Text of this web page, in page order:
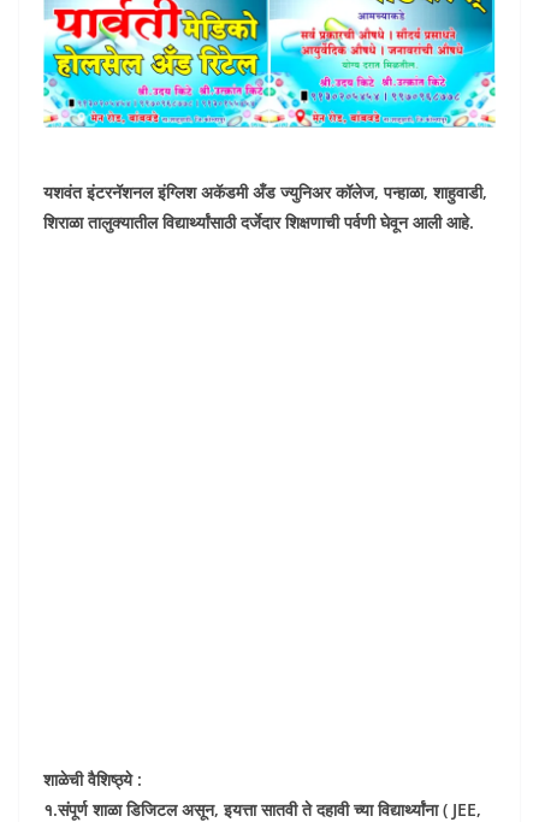
यशवंत इंटरनॅशनल इंग्लिश अकॅडमी अँड ज्युनिअर कॉलेज, पन्हाळा, शाहुवाडी,
शिराळा तालुक्यातील विद्यार्थ्यांसाठी दर्जेदार शिक्षणाची पर्वणी घेवून आली आहे.
शाळेची वैशिष्ठ्ये :
१.संपूर्ण शाळा डिजिटल असून, इयत्ता सातवी ते दहावी च्या विद्यार्थ्यांना ( JEE,